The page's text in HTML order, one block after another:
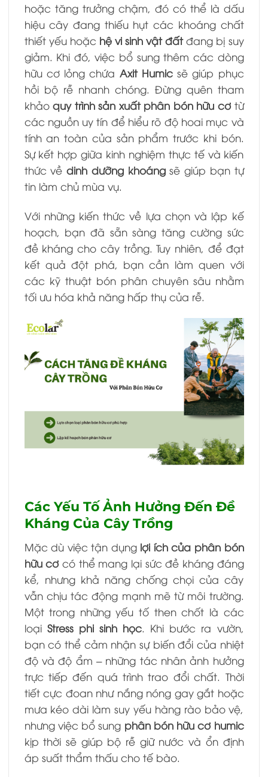
hoặc tăng trưởng chậm, đó có thể là dấu
hiệu cây đang thiếu hụt các khoáng chất
thiết yếu hoặc hệ vi sinh vật đấtđang bị suy
giảm. Khi đó, việc bổ sung thêm các dòng
hữu cơ lỏng chứa Axit Humicsẽ giúp phục
hồi bộ rễ nhanh chóng. Đừng quên tham
khảoquy trình sản xuất phân bón hữu cơtừ
các nguồn uy tín để hiểu rõ độ hoai mục và
tính an toàn của sản phẩm trước khi bón.
Sự kết hợp giữa kinh nghiệm thực tế và kiến
thức về dinh dưỡng khoángsẽ giúp bạn tự
tin làm chủ mùa vụ.
Với những kiến thức về lựa chọn và lập kế
hoạch, bạn đã sẵn sàng tăng cường sức
đề kháng cho cây trồng. Tuy nhiên, để đạt
kết quả đột phá, bạn cần làm quen với
các kỹ thuật bón phân chuyên sâu nhằm
tối ưu hóa khả năng hấp thụ của rễ.
Các Yếu Tố Ảnh Hưởng Đến Đề
Kháng Của Cây Trồng
Mặc dù việc tận dụng lợi ích của phân bón
hữu cơ có thể mang lại sức đề kháng đáng
kể, nhưng khả năng chống chọi của cây
vẫn chịu tác động mạnh mẽ từ môi trường.
Một trong những yếu tố then chốt là các
loại Stress phi sinh học. Khi bước ra vườn,
bạn có thể cảm nhận sự biến đổi của nhiệt
độ và độ ẩm – những tác nhân ảnh hưởng
trực tiếp đến quá trình trao đổi chất. Thời
tiết cực đoan như nắng nóng gay gắt hoặc
mưa kéo dài làm suy yếu hàng rào bảo vệ,
nhưng việc bổ sung phân bón hữu cơ humic
kịp thời sẽ giúp bộ rễ giữ nước và ổn định
áp suất thẩm thấu cho tế bào.